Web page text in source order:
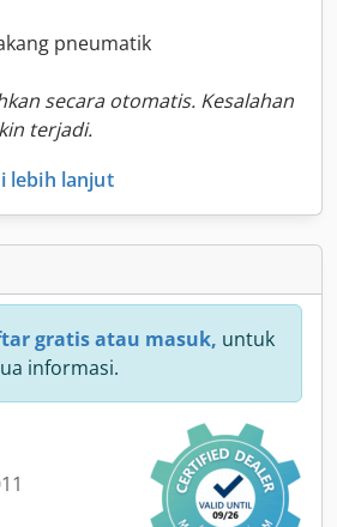
pneumatik
secara otomatis. Kesalahan
terjadi.
lebih lanjut
gratis atau masuk, untuk
informasi.